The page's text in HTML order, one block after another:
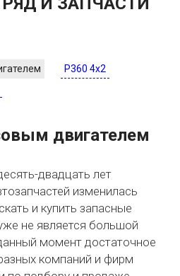
P360 4x2
двигателем
двадцать лет
изменилась
и купить запасные
не является большой
момент достаточное
компаний и фирм